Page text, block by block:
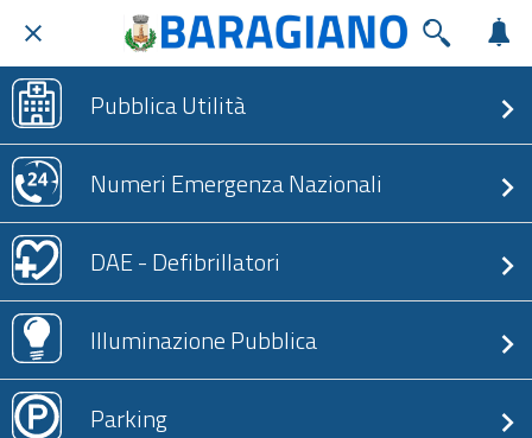
Pubblica Utilità
Numeri Emergenza Nazionali
DAE - Defibrillatori
Illuminazione Pubblica
Parking